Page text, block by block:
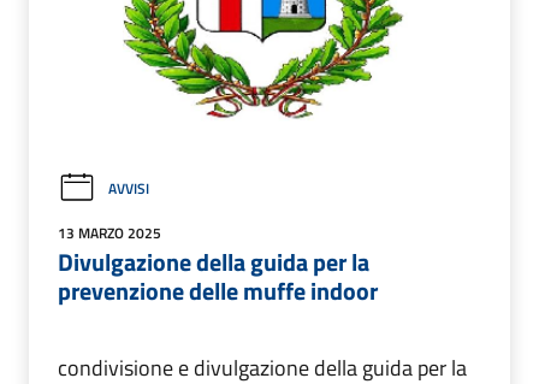
AVVISI
13 MARZO 2025
Divulgazione della guida per la
prevenzione delle muffe indoor
condivisione e divulgazione della guida per la